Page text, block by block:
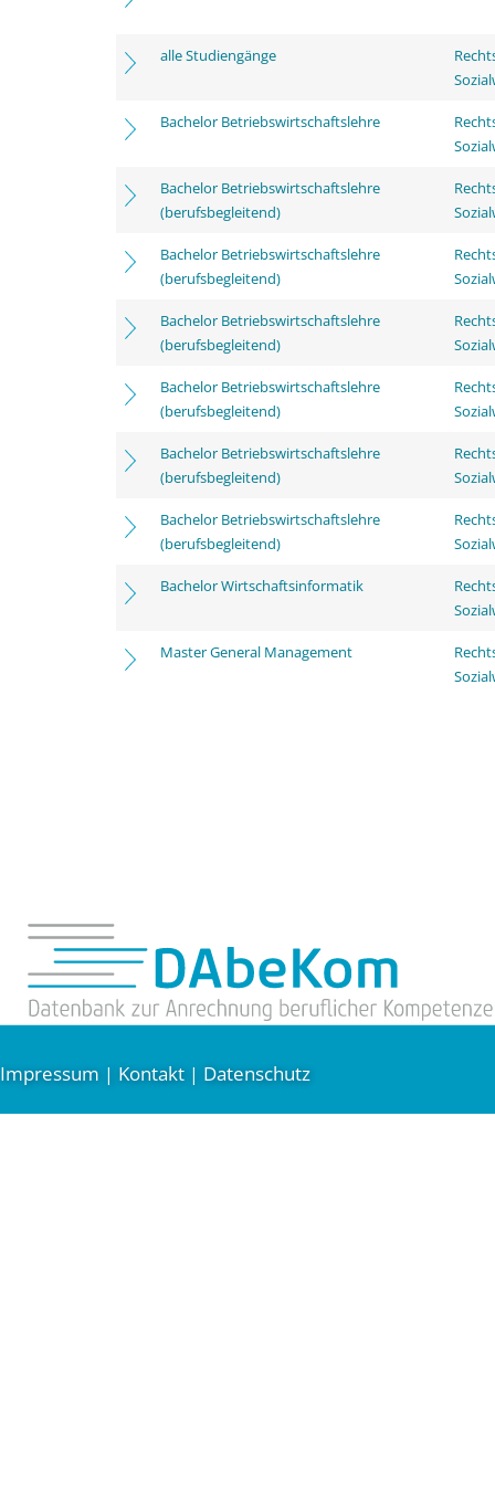
alle Studiengänge
Bachelor Betriebswirtschaftslehre
Bachelor Betriebswirtschaftslehre
(berufsbegleitend)
Bachelor Betriebswirtschaftslehre
(berufsbegleitend)
Bachelor Betriebswirtschaftslehre
(berufsbegleitend)
Bachelor Betriebswirtschaftslehre
(berufsbegleitend)
Bachelor Betriebswirtschaftslehre
(berufsbegleitend)
Bachelor Betriebswirtschaftslehre
(berufsbegleitend)
Bachelor Wirtschaftsinformatik
Master General Management
Impressum | Kontakt | Datenschutz